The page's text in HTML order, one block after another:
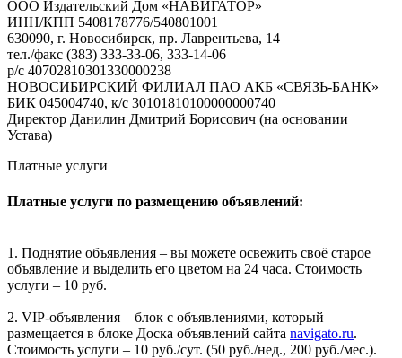
ООО Издательский Дом «НАВИГАТОР»
ИНН/КПП 5408178776/540801001
630090, г. Новосибирск, пр. Лаврентьева, 14
тел./факс (383) 333-33-06, 333-14-06
р/с 40702810301330000238
НОВОСИБИРСКИЙ ФИЛИАЛ ПАО АКБ «СВЯЗЬ-БАНК»
БИК 045004740, к/с 30101810100000000740
Директор Данилин Дмитрий Борисович (на основании
Устава)
Платные услуги
Платные услуги по размещению объявлений:
1. Поднятие объявления – вы можете освежить своё старое
объявление и выделить его цветом на 24 часа. Стоимость
услуги – 10 руб.
2. VIP-объявления – блок с объявлениями, который
размещается в блоке Доска объявлений сайта navigato.ru.
Стоимость услуги – 10 руб./сут. (50 руб./нед., 200 руб./мес.).